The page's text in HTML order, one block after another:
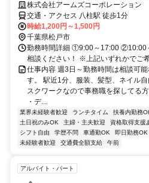
株式会社アームズコーポレーション
交通・アクセス 八柱駅 徒歩1分
時給1,200円～1,500円
千葉県松戸市
勤務時間詳細 ①9:00～17:00 ②10:00
相談ください！ ※上記いずれかでご
仕事内容 週3日～勤務時間は相談可
す。 駅近1分、服装、髪型、ネイル
スクワークなので事務職を探してる
・デ...
業界未経験者歓迎 ランチタイム 扶養内勤務
土日祝のみOK
主婦・主夫歓迎 資格取得支援
シフト自由
学歴不問 車通勤OK 即日勤務OK
未経験者歓迎
交通費全額支給 午前
アルバイト・パート